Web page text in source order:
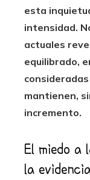
esta
intensidad.
actuales
equilibrado,
mantienen,
incremento.
El miedo
la